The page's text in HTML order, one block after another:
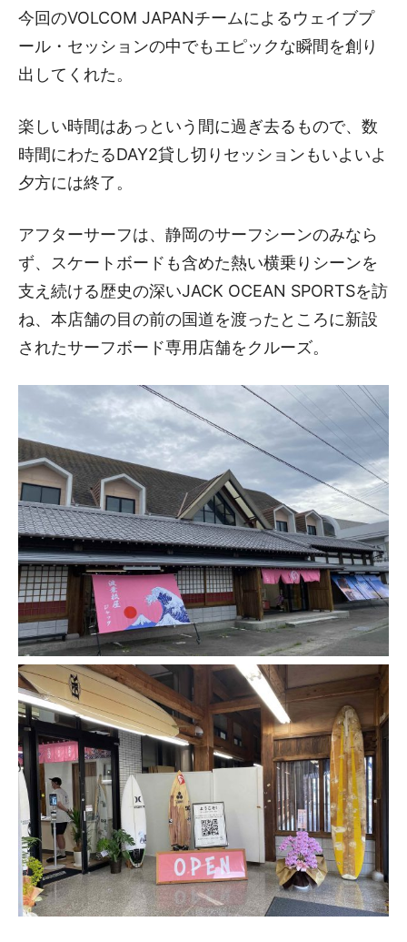
今回のVOLCOM JAPANチームによるウェイブプ
ール・セッションの中でもエピックな瞬間を創り
出してくれた。
楽しい時間はあっという間に過ぎ去るもので、数
時間にわたるDAY2貸し切りセッションもいよいよ
夕方には終了。
アフターサーフは、静岡のサーフシーンのみなら
ず、スケートボードも含めた熱い横乗りシーンを
支え続ける歴史の深いJACK OCEAN SPORTSを訪
ね、本店舗の目の前の国道を渡ったところに新設
されたサーフボード専用店舗をクルーズ。